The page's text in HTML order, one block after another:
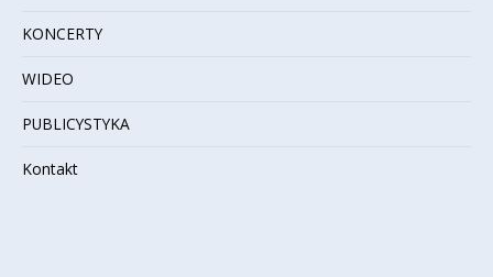
KONCERTY
WIDEO
PUBLICYSTYKA
Kontakt